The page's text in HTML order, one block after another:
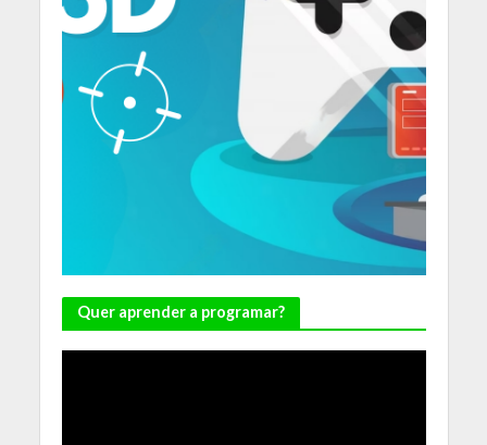
Quer aprender a programar?